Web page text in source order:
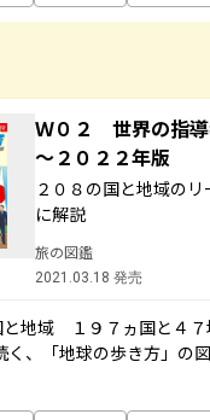
Ｗ０２ 世界の指
～２０２２年版
２０８の国と地域の
に解説
旅の図鑑
2021.03.18 発売
と地域 １９７ヵ国と４
く、「地球の歩き方」の